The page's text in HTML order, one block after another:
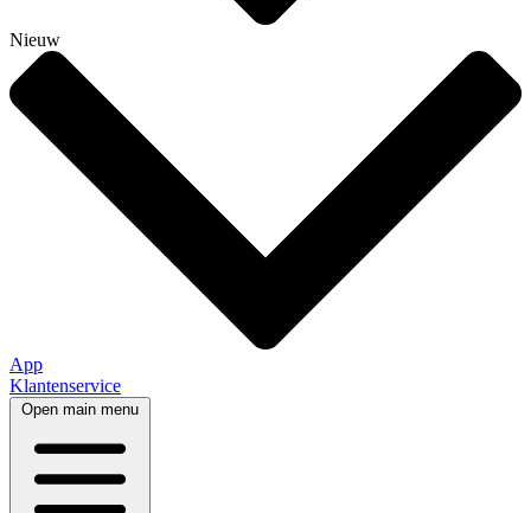
Nieuw
App
Klantenservice
Open main menu